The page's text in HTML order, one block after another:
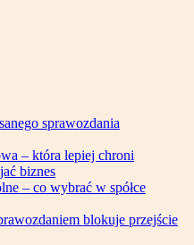
sprawozdania
– która lepiej chroni
biznes
– co wybrać w spółce
blokuje przejście